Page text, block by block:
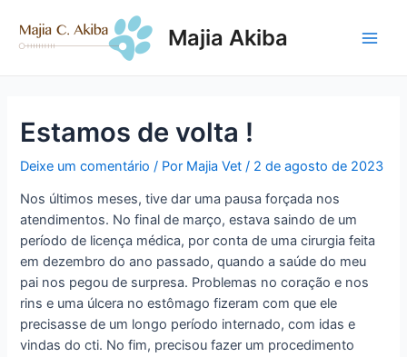
para
Majia Akiba
Estamos de volta !
Deixe um comentário / Por Majia Vet / 2 de agosto de 2023
Nos últimos meses, tive dar uma pausa forçada nos
atendimentos. No final de março, estava saindo de um
período de licença médica, por conta de uma cirurgia feita
em dezembro do ano passado, quando a saúde do meu
pai nos pegou de surpresa. Problemas no coração e nos
rins e uma úlcera no estômago fizeram com que ele
precisasse de um longo período internado, com idas e
vindas do cti. No fim, precisou fazer um procedimento